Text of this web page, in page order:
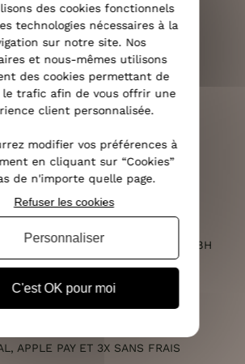
LIVRAISON RAPIDE
OFFERTE DÈS 70€
(VOIR LES CONDITIONS)
DU LUNDI AU SAMEDI DE 10H À 18H
APPLE PAY ET 3X SANS FRAIS
des cookies fonctionnels
technologies nécessaires à la
sur notre site. Nos
et nous-mêmes utilisons
des cookies permettant de
le trafic afin de vous offrir une
client personnalisée.
modifier vos préférences à
en cliquant sur “Cookies”
de n'importe quelle page.
C'est OK pour moi
Refuser les cookies
Personnaliser